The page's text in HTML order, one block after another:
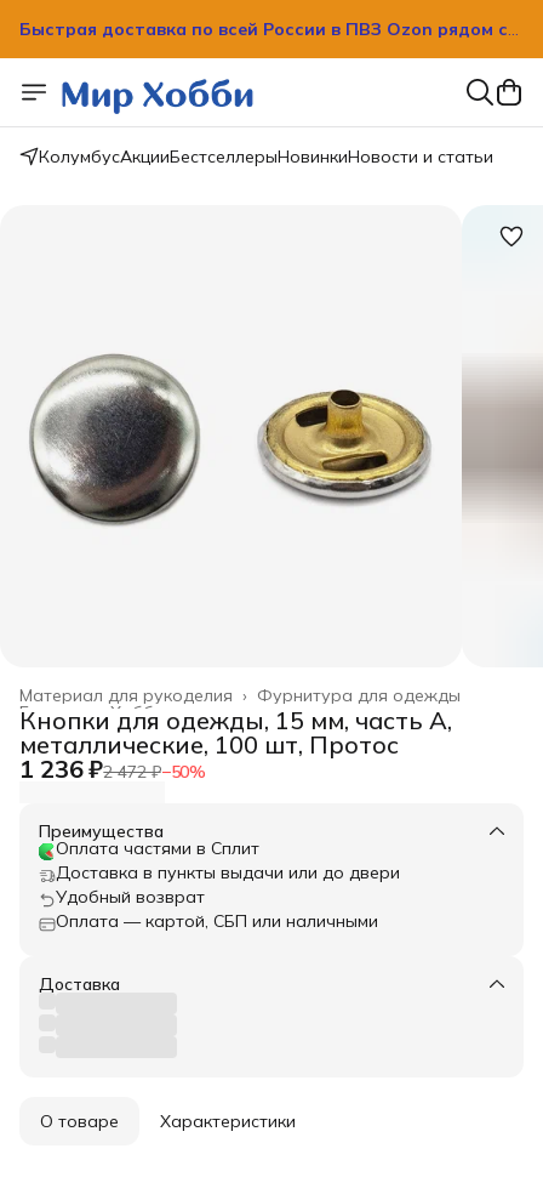
Быстрая доставка по всей России в ПВЗ Ozon рядом с
вашим домом!
Быстрая доставка по всей России в ПВЗ Ozon рядом с
вашим домом!
КолумбусАкцииБестселлерыНовинкиНовости и статьи
Фурнитура для одежды
Материал для рукоделия ›
Хобби и творчество ›
Главная ›
Кнопки для одежды, 15 мм, часть A,
металлические, 100 шт, Протос
1 236 ₽2 472 ₽−50%
Преимущества
Оплата частями в Сплит
Доставка в пункты выдачи или до двери
Удобный возврат
Оплата — картой, СБП или наличными
Доставка
О товаре Характеристики